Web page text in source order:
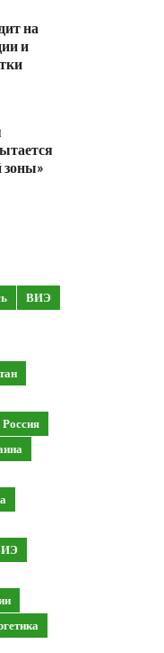
на
и
зоны»
ВИЭ
Россия